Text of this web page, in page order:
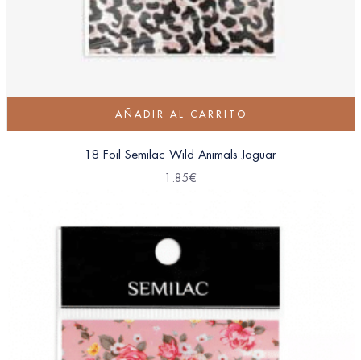
AÑADIR AL CARRITO
18 Foil Semilac Wild Animals Jaguar
1.85€